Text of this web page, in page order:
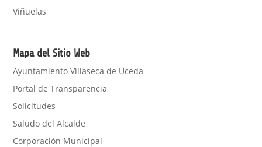
Viñuelas
Mapa del Sitio Web
Ayuntamiento Villaseca de Uceda
Portal de Transparencia
Solicitudes
Saludo del Alcalde
Corporación Municipal